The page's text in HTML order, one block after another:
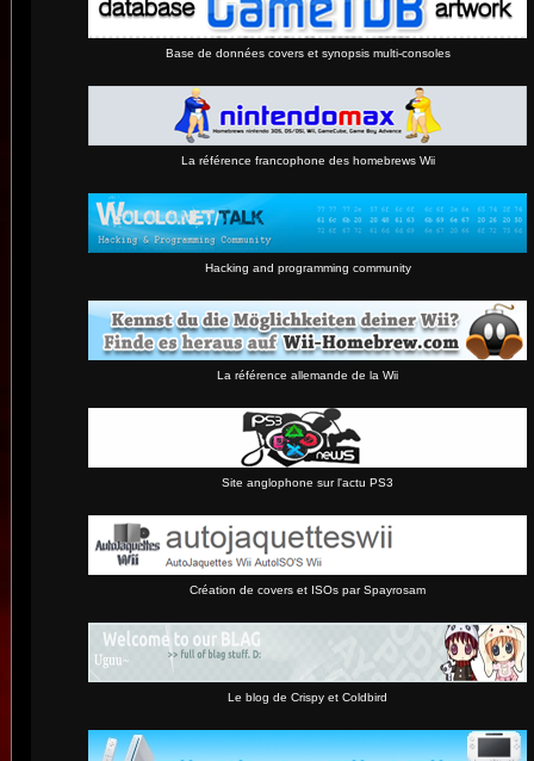
Base de données covers et synopsis multi-consoles
La référence francophone des homebrews Wii
Hacking and programming community
La référence allemande de la Wii
Site anglophone sur l'actu PS3
Création de covers et ISOs par Spayrosam
Le blog de Crispy et Coldbird